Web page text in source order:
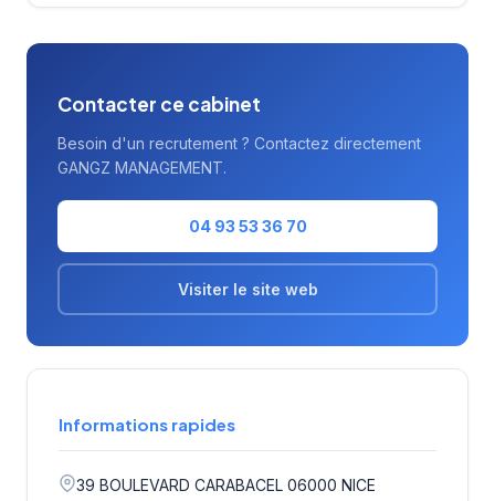
témoigne de son ancrage solide dans
Contacter ce cabinet
Besoin d'un recrutement ? Contactez directement
GANGZ MANAGEMENT.
04 93 53 36 70
Visiter le site web
Informations rapides
39 BOULEVARD CARABACEL 06000 NICE